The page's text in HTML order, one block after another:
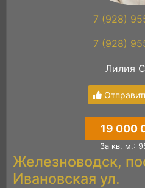
7 (928)
7 (928)
Лилия
19 000
За кв. м.:
Железноводск,
Ивановская ул.